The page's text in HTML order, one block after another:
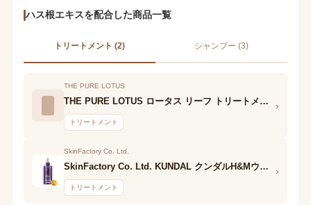
ハス根エキスを配合した商品一覧
トリートメント (2) シャンプー (3)
THE PURE LOTUS
THE PURE LOTUS ロータス リーフ トリートメント
トリートメント
›
SkinFactory Co. Ltd.
SkinFactory Co. Ltd. KUNDAL クンダルH&Mウォータートリートメント
トリートメント
›